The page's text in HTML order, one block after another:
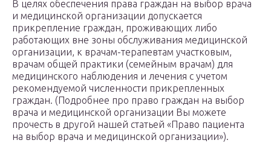
В целях обеспечения права граждан на выбор врача
и медицинской организации допускается
прикрепление граждан, проживающих либо
работающих вне зоны обслуживания медицинской
организации, к врачам-терапевтам участковым,
врачам общей практики (семейным врачам) для
медицинского наблюдения и лечения с учетом
рекомендуемой численности прикрепленных
граждан. (Подробнее про право граждан на выбор
врача и медицинской организации Вы можете
прочесть в другой нашей статьей «Право пациента
на выбор врача и медицинской организации»).